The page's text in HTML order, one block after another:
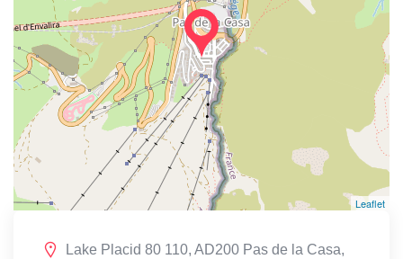
Leaflet
Lake Placid 80 110, AD200 Pas de la Casa,